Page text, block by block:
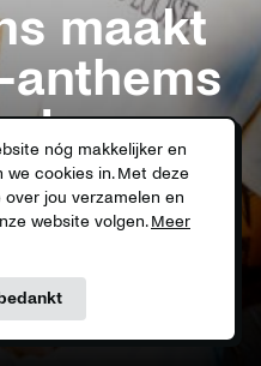
maakt
de
den Dungen
nóg makkelijker en
we cookies in. Met deze
jou verzamelen en
website volgen. Meer